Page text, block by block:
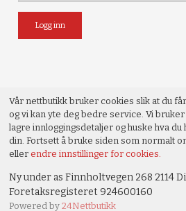
Vår nettbutikk bruker cookies slik at du
og vi kan yte deg bedre service. Vi
lagre innloggingsdetaljer og huske hva
din. Fortsett å bruke siden som normalt
ellerendre innstillinger for cookies.
Ny under as Finnholtvegen 268 2114
Foretaksregisteret 924600160
Powered by24Nettbutikk